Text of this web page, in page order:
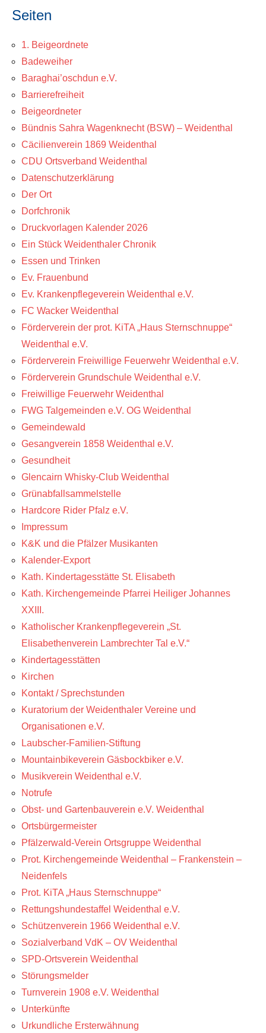
Seiten
1. Beigeordnete
Badeweiher
Baraghai’oschdun e.V.
Barrierefreiheit
Beigeordneter
Bündnis Sahra Wagenknecht (BSW) – Weidenthal
Cäcilienverein 1869 Weidenthal
CDU Ortsverband Weidenthal
Datenschutzerklärung
Der Ort
Dorfchronik
Druckvorlagen Kalender 2026
Ein Stück Weidenthaler Chronik
Essen und Trinken
Ev. Frauenbund
Ev. Krankenpflegeverein Weidenthal e.V.
FC Wacker Weidenthal
Förderverein der prot. KiTA „Haus Sternschnuppe“
Weidenthal e.V.
Förderverein Freiwillige Feuerwehr Weidenthal e.V.
Förderverein Grundschule Weidenthal e.V.
Freiwillige Feuerwehr Weidenthal
FWG Talgemeinden e.V. OG Weidenthal
Gemeindewald
Gesangverein 1858 Weidenthal e.V.
Gesundheit
Glencairn Whisky-Club Weidenthal
Grünabfallsammelstelle
Hardcore Rider Pfalz e.V.
Impressum
K&K und die Pfälzer Musikanten
Kalender-Export
Kath. Kindertagesstätte St. Elisabeth
Kath. Kirchengemeinde Pfarrei Heiliger Johannes
XXIII.
Katholischer Krankenpflegeverein „St.
Elisabethenverein Lambrechter Tal e.V.“
Kindertagesstätten
Kirchen
Kontakt / Sprechstunden
Kuratorium der Weidenthaler Vereine und
Organisationen e.V.
Laubscher-Familien-Stiftung
Mountainbikeverein Gäsbockbiker e.V.
Musikverein Weidenthal e.V.
Notrufe
Obst- und Gartenbauverein e.V. Weidenthal
Ortsbürgermeister
Pfälzerwald-Verein Ortsgruppe Weidenthal
Prot. Kirchengemeinde Weidenthal – Frankenstein –
Neidenfels
Prot. KiTA „Haus Sternschnuppe“
Rettungshundestaffel Weidenthal e.V.
Schützenverein 1966 Weidenthal e.V.
Sozialverband VdK – OV Weidenthal
SPD-Ortsverein Weidenthal
Störungsmelder
Turnverein 1908 e.V. Weidenthal
Unterkünfte
Urkundliche Ersterwähnung